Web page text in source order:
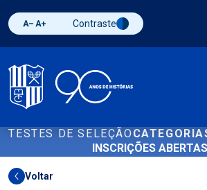
Diminuir fonte
Aumentar fonteAlternar contraste
Contraste
TESTES DE SELEÇÃO
INSCRIÇÕES ABERTAS
Voltar